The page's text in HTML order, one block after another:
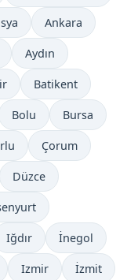
Ankara
Aydın
Batikent
Bolu Bursa
Çorum
Düzce
Iğdır İnegol
Izmir İzmit